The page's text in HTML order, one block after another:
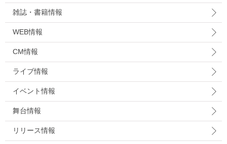
雑誌・書籍情報
WEB情報
CM情報
ライブ情報
イベント情報
舞台情報
リリース情報